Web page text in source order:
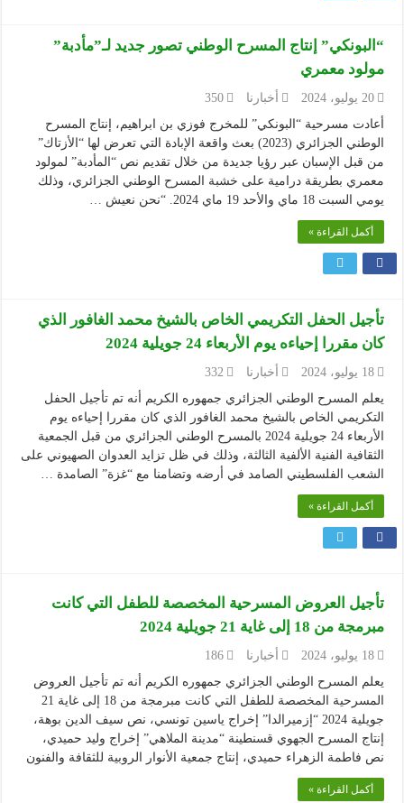
“البونكي” إنتاج المسرح الوطني تصور جديد لـ”مأدبة”
مولود معمري
20 يوليو، 2024 أخبارنا
350
أعادت مسرحية “البونكي” للمخرج فوزي بن ابراهيم، إنتاج المسرح
الوطني الجزائري (2023) بعث واقعة الإبادة التي تعرض لها “الأزتاك”
من قبل الإسبان عبر رؤيا جديدة من خلال تقديم نص “المأدبة” لمولود
معمري بطريقة درامية على خشبة المسرح الوطني الجزائري، وذلك
يومي السبت 18 ماي والأحد 19 ماي 2024. “نحن نعيش …
أكمل القراءة »
تأجيل الحفل التكريمي الخاص بالشيخ محمد الغافور الذي
كان مقررا إحياءه يوم الأربعاء 24 جويلية 2024
18 يوليو، 2024 أخبارنا
332
يعلم المسرح الوطني الجزائري جمهوره الكريم أنه تم تأجيل الحفل
التكريمي الخاص بالشيخ محمد الغافور الذي كان مقررا إحياءه يوم
الأربعاء 24 جويلية 2024 بالمسرح الوطني الجزائري من قبل الجمعية
الثقافية الفنية الألفية الثالثة، وذلك في ظل تزايد العدوان الصهيوني على
الشعب الفلسطيني الصامد في أرضه وتضامنا مع “غزة” الصامدة …
أكمل القراءة »
تأجيل العروض المسرحية المخصصة للطفل التي كانت
مبرمجة من 18 إلى غاية 21 جويلية 2024
18 يوليو، 2024 أخبارنا
186
يعلم المسرح الوطني الجزائري جمهوره الكريم أنه تم تأجيل العروض
المسرحية المخصصة للطفل التي كانت مبرمجة من 18 إلى غاية 21
جويلية 2024 “إزميرالدا” إخراج ياسين تونسي، نص سيف الدين بوهة،
إنتاج المسرح الجهوي قسنطينة “مدينة الملاهي” إخراج وليد حميدي،
نص فاطمة الزهراء حميدي، إنتاج جمعية الأنوار الروبية للثقافة والفنون
أكمل القراءة »